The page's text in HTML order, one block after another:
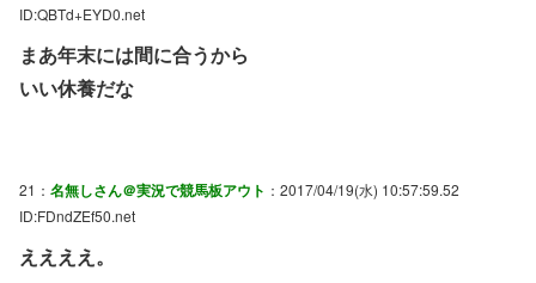
ID:QBTd+EYD0.net
まあ年末には間に合うから
いい休養だな
21： 名無しさん＠実況で競馬板アウト ：2017/04/19(水) 10:57:59.52
ID:FDndZEf50.net
ええええ。